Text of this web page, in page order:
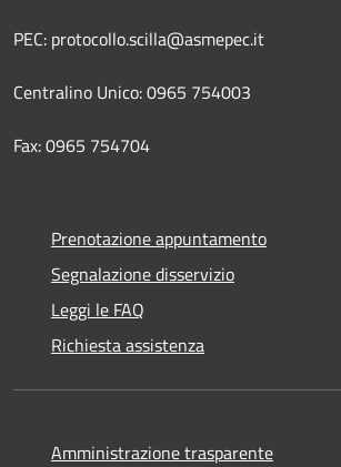
PEC: protocollo.scilla@asmepec.it
Centralino Unico: 0965 754003
Fax: 0965 754704
Prenotazione appuntamento
Segnalazione disservizio
Leggi le FAQ
Richiesta assistenza
Amministrazione trasparente